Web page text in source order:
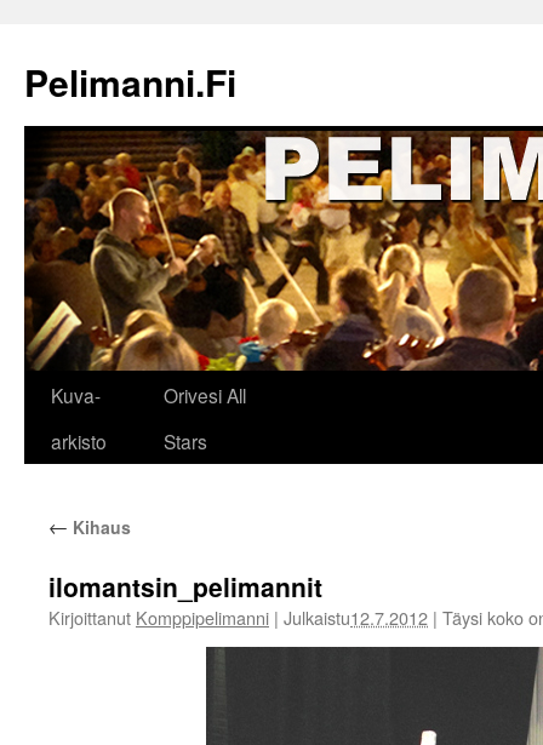
Pelimanni.Fi
Kuva-
arkisto
Orivesi All
Stars
← Kihaus
ilomantsin_pelimannit
Kirjoittanut Komppipelimanni | Julkaistu12.7.2012 | Täysi koko